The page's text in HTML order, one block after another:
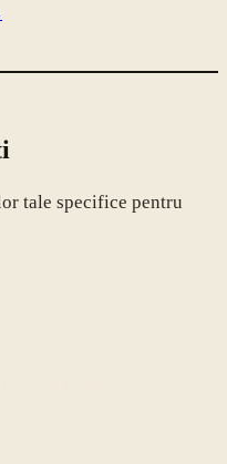
tale specifice pentru